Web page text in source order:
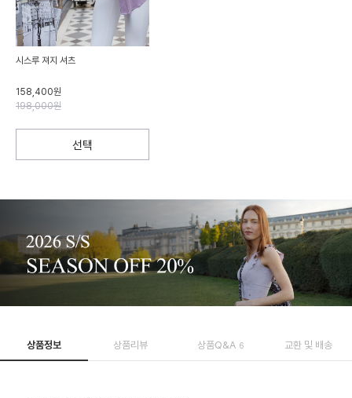
시스루 져지 셔츠
158,400원
198,000원
선택
상품정보 상품리뷰 상품Q&A 6 교환 및 배송